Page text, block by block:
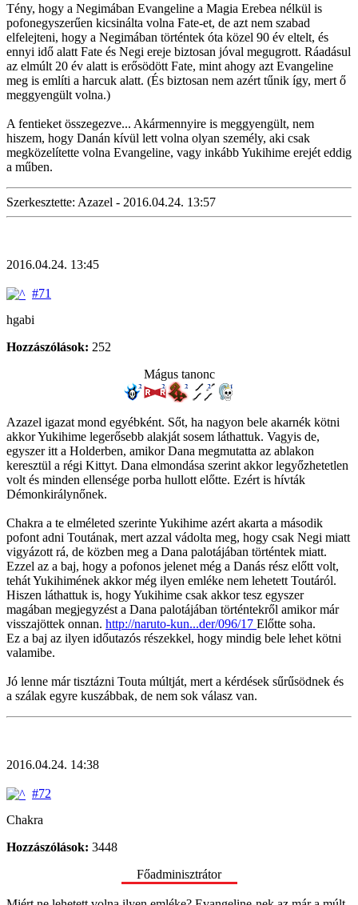
Tény, hogy a Negimában Evangeline a Magia Erebea nélkül is
pofonegyszerűen kicsinálta volna Fate-et, de azt nem szabad
elfelejteni, hogy a Negimában történtek óta közel 90 év eltelt, és
ennyi idő alatt Fate és Negi ereje biztosan jóval megugrott. Ráadásul
az elmúlt 20 év alatt is erősödött Fate, mint ahogy azt Evangeline
meg is említi a harcuk alatt. (És biztosan nem azért tűnik így, mert ő
meggyengült volna.)
A fentieket összegezve... Akármennyire is meggyengült, nem
hiszem, hogy Danán kívül lett volna olyan személy, aki csak
megközelítette volna Evangeline, vagy inkább Yukihime erejét eddig
a műben.
Szerkesztette: Azazel - 2016.04.24. 13:57
2016.04.24. 13:45
#71
hgabi
Hozzászólások: 252
Mágus tanonc
Azazel igazat mond egyébként. Sőt, ha nagyon bele akarnék kötni
akkor Yukihime legerősebb alakját sosem láthattuk. Vagyis de,
egyszer itt a Holderben, amikor Dana megmutatta az ablakon
keresztül a régi Kittyt. Dana elmondása szerint akkor legyőzhetetlen
volt és minden ellensége porba hullott előtte. Ezért is hívták
Démonkirálynőnek.
Chakra a te elméleted szerinte Yukihime azért akarta a második
pofont adni Toutának, mert azzal vádolta meg, hogy csak Negi miatt
vigyázott rá, de közben meg a Dana palotájában történtek miatt.
Ezzel az a baj, hogy a pofonos jelenet még a Danás rész előtt volt,
tehát Yukihimének akkor még ilyen emléke nem lehetett Toutáról.
Hiszen láthattuk is, hogy Yukihime csak akkor tesz egyszer
magában megjegyzést a Dana palotájában történtekről amikor már
visszajöttek onnan. http://naruto-kun...der/096/17 Előtte soha.
Ez a baj az ilyen időutazós részekkel, hogy mindig bele lehet kötni
valamibe.
Jó lenne már tisztázni Touta múltját, mert a kérdések sűrűsödnek és
a szálak egyre kuszábbak, de nem sok válasz van.
2016.04.24. 14:38
#72
Chakra
Hozzászólások: 3448
Főadminisztrátor